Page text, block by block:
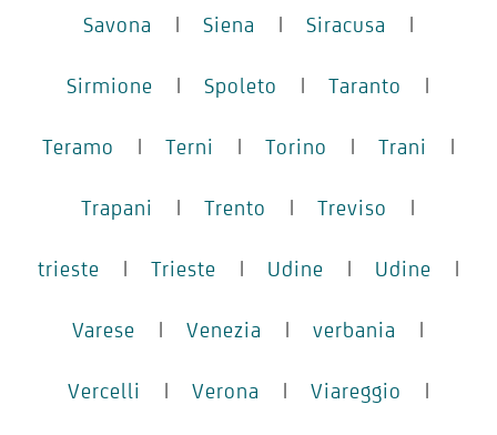
Savona | Siena | Siracusa |
Sirmione | Spoleto | Taranto |
Teramo | Terni | Torino | Trani |
Trapani | Trento | Treviso |
trieste | Trieste | Udine | Udine |
Varese | Venezia | verbania |
Vercelli | Verona | Viareggio |